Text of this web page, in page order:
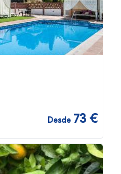
Desde 73 €